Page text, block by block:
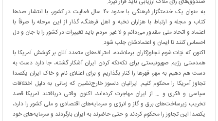
به عنوان یک خدمتگزار فرهنگی با حدود ۴۰ سال فعالیت در کشور، با انتشار صدها
کتاب و مجله و ارتباط با هزاران نخبه و اهل فرهنگ، گذار از این مرحله را صرفاً با
اعتماد و اتحاد ملی مقدور می‌دانم و لا غیر. مردم باید تغییرات در کشور را با جان و دل
احساس کنند تا ایمان و اعتمادشان جلب شود.
اکنون که نیّات شوم تجاوزکاران برملاشده، اعتراف‌های متعدد آنان بر کوشش آمریکا با
همدستی رژیم صهیونیستی برای تکه‌تکه کردن ایران آشکار گشته، جا دارد دست به
دست هم دهیم به مهر، قهرها را کنار بگذاریم و برای اعتلای نام و خاک ایران یکصدا
تجاوز آمریکا را محکوم کنیم. ایرانیان دلسوز خارج‌نشین که زمانی به دلیل اختلافات
سیاسی و فکری و … از ایران مهاجرت کرده‌اند، اکنون وقتی دریافتند آمریکا قصد
تخریب زیرساخت‌های برق و گاز و انرژی و سرمایه‌های اقتصادی و ملی کشور را دارد،
یکصدا این تجاوز را محکوم کردند و حتی حاضرند به ایران بازگردند و سرمایه‌های خود